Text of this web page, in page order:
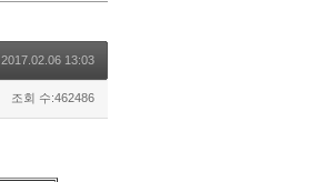
2017.02.06 13:03
조회 수:462486